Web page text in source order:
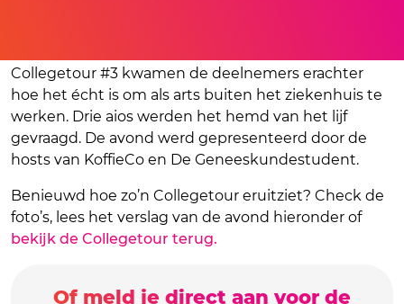
Collegetour #3 kwamen de deelnemers erachter
hoe het écht is om als arts buiten het ziekenhuis te
werken. Drie aios werden het hemd van het lijf
gevraagd. De avond werd gepresenteerd door de
hosts van KoffieCo en De Geneeskundestudent.
Benieuwd hoe zo’n Collegetour eruitziet? Check de
foto’s, lees het verslag van de avond hieronder of
bekijk de Collegetour terug.
Of meld je direct aan voor de